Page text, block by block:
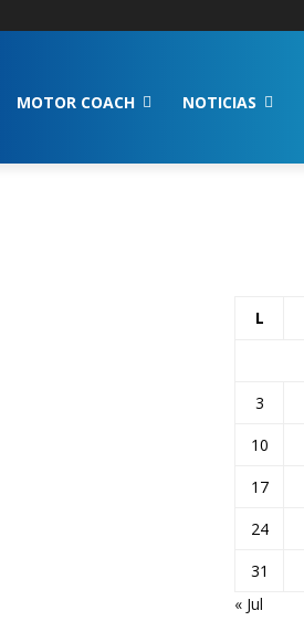
MOTOR COACH NOTICIAS
L
3
10
17
24
31
« Jul